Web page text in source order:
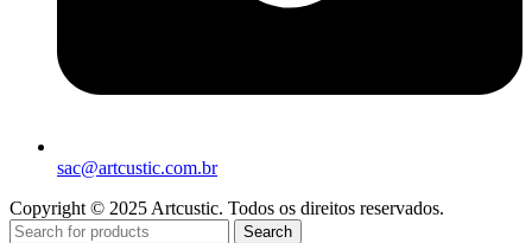
sac@artcustic.com.br
Copyright © 2025 Artcustic. Todos os direitos reservados.
Search